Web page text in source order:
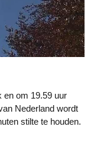
en om 19.59 uur
Nederland wordt
stilte te houden.